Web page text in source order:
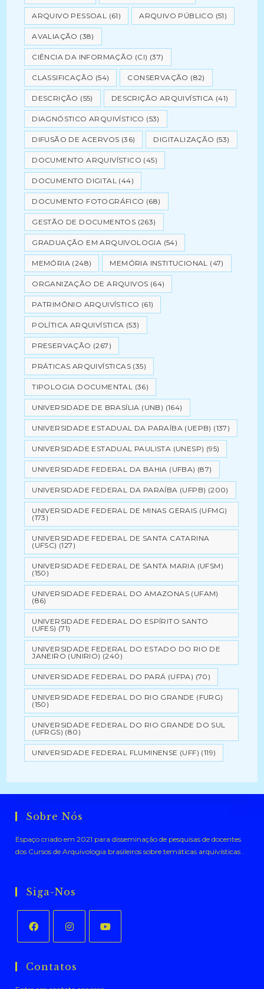
ARQUIVO PESSOAL (61) ARQUIVO PÚBLICO (51)
AVALIAÇÃO (38)
CIÊNCIA DA INFORMAÇÃO (CI) (37)
CLASSIFICAÇÃO (54) CONSERVAÇÃO (82)
DESCRIÇÃO (55) DESCRIÇÃO ARQUIVÍSTICA (41)
DIAGNÓSTICO ARQUIVÍSTICO (53)
DIFUSÃO DE ACERVOS (36) DIGITALIZAÇÃO (53)
DOCUMENTO ARQUIVÍSTICO (45)
DOCUMENTO DIGITAL (44)
DOCUMENTO FOTOGRÁFICO (68)
GESTÃO DE DOCUMENTOS (263)
GRADUAÇÃO EM ARQUIVOLOGIA (54)
MEMÓRIA (248) MEMÓRIA INSTITUCIONAL (47)
ORGANIZAÇÃO DE ARQUIVOS (64)
PATRIMÔNIO ARQUIVÍSTICO (61)
POLÍTICA ARQUIVÍSTICA (53)
PRESERVAÇÃO (267)
PRÁTICAS ARQUIVÍSTICAS (35)
TIPOLOGIA DOCUMENTAL (36)
UNIVERSIDADE DE BRASÍLIA (UNB) (164)
UNIVERSIDADE ESTADUAL DA PARAÍBA (UEPB) (137)
UNIVERSIDADE ESTADUAL PAULISTA (UNESP) (95)
UNIVERSIDADE FEDERAL DA BAHIA (UFBA) (87)
UNIVERSIDADE FEDERAL DA PARAÍBA (UFPB) (200)
UNIVERSIDADE FEDERAL DE MINAS GERAIS (UFMG)
(173)
UNIVERSIDADE FEDERAL DE SANTA CATARINA
(UFSC) (127)
UNIVERSIDADE FEDERAL DE SANTA MARIA (UFSM)
(150)
UNIVERSIDADE FEDERAL DO AMAZONAS (UFAM)
(86)
UNIVERSIDADE FEDERAL DO ESPÍRITO SANTO
(UFES) (71)
UNIVERSIDADE FEDERAL DO ESTADO DO RIO DE
JANEIRO (UNIRIO) (240)
UNIVERSIDADE FEDERAL DO PARÁ (UFPA) (70)
UNIVERSIDADE FEDERAL DO RIO GRANDE (FURG)
(150)
UNIVERSIDADE FEDERAL DO RIO GRANDE DO SUL
(UFRGS) (80)
UNIVERSIDADE FEDERAL FLUMINENSE (UFF) (119)
Sobre Nós
Espaço criado em 2021 para disseminação de pesquisas de docentes
dos Cursos de Arquivologia brasileiros sobre temáticas arquivísticas .
Siga-Nos
em
em
Contatos